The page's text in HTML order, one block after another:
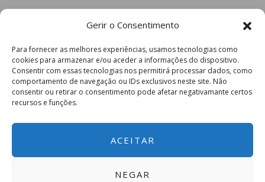
Gerir o Consentimento
Para fornecer as melhores experiências, usamos tecnologias como
cookies para armazenar e/ou aceder a informações do dispositivo.
Consentir com essas tecnologias nos permitirá processar dados, como
comportamento de navegação ou IDs exclusivos neste site. Não
consentir ou retirar o consentimento pode afetar negativamante certos
recursos e funções.
ACEITAR
NEGAR